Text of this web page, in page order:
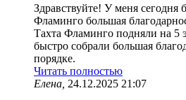
Здравствуйте! У меня сегодня
Фламинго большая
Тахта Фламинго подняли на 5
быстро собрали большая
порядке.
Читать полностью
Елена, 24.12.2025 21:07